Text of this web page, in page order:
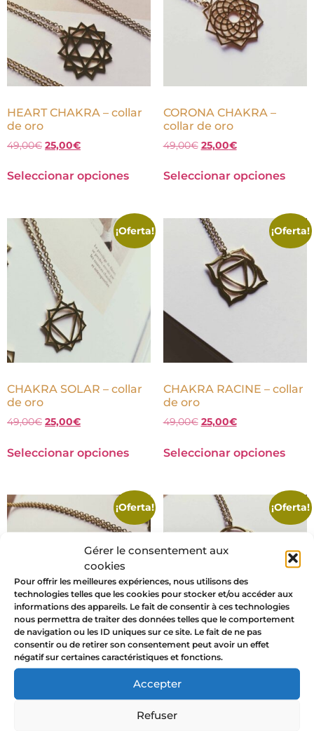
Gérer le consentement aux
cookies
Pour offrir les meilleures expériences, nous utilisons des
technologies telles que les cookies pour stocker et/ou accéder aux
informations des appareils. Le fait de consentir à ces technologies
nous permettra de traiter des données telles que le comportement
de navigation ou les ID uniques sur ce site. Le fait de ne pas
consentir ou de retirer son consentement peut avoir un effet
négatif sur certaines caractéristiques et fonctions.
Accepter
Refuser
HEART CHAKRA – collar
de oro
49,00€ 25,00€
Seleccionar opciones
CORONA CHAKRA –
collar de oro
49,00€ 25,00€
Seleccionar opciones
¡Oferta!
CHAKRA SOLAR – collar
de oro
49,00€ 25,00€
Seleccionar opciones
¡Oferta!
CHAKRA RACINE – collar
de oro
49,00€ 25,00€
Seleccionar opciones
¡Oferta!
CHAKRA DEL GORGE –
49,00€ 25,00€
¡Oferta!
CHAKRA DEL TERCER
OJO – collar de oro
49,00€ 25,00€